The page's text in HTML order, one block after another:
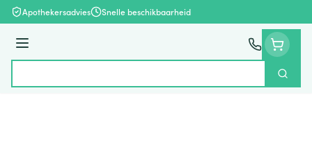
Ga naar de inhoud
Apothekersadvies Snelle beschikbaarheid
Menu
Zoek